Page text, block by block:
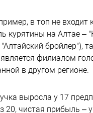
в топ не входит
курятины на Алтае –
бройлер"),
филиалом
в другом регионе.
выросла у 17
20, чистая прибыль –